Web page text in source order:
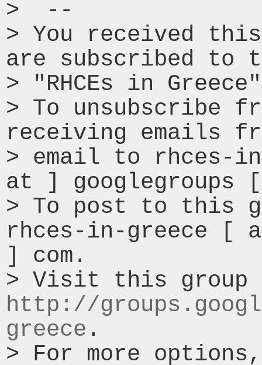
>  --
> You received this
are subscribed to
> "RHCEs in
> To unsubscribe
receiving emails
> email to rhces-
at ] googlegroups
> To post to this
rhces-in-greece [
] com.
http://
greece .